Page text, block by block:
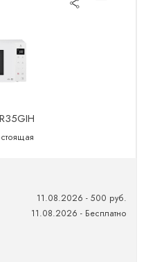
11.08.2026 - 500 руб.
11.08.2026 - Бесплатно